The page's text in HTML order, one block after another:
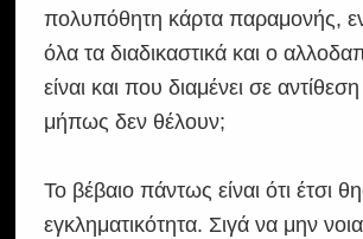
πολυπόθητη κάρτα παραμονής,
όλα τα διαδικαστικά και ο
είναι και που διαμένει σε
μήπως δεν θέλουν;
Το βέβαιο πάντως είναι ότι έτσι
εγκληματικότητα. Σιγά να μην